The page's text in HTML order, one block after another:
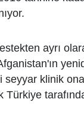
ayrı
seyyar klinik
Türkiye